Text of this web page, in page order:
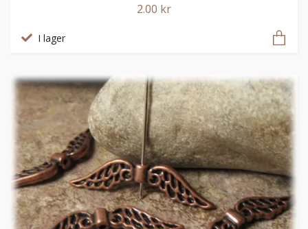
2.00 kr
I lager